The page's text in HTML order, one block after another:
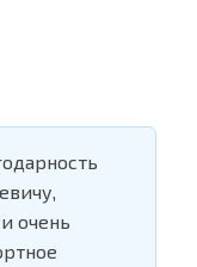
очень